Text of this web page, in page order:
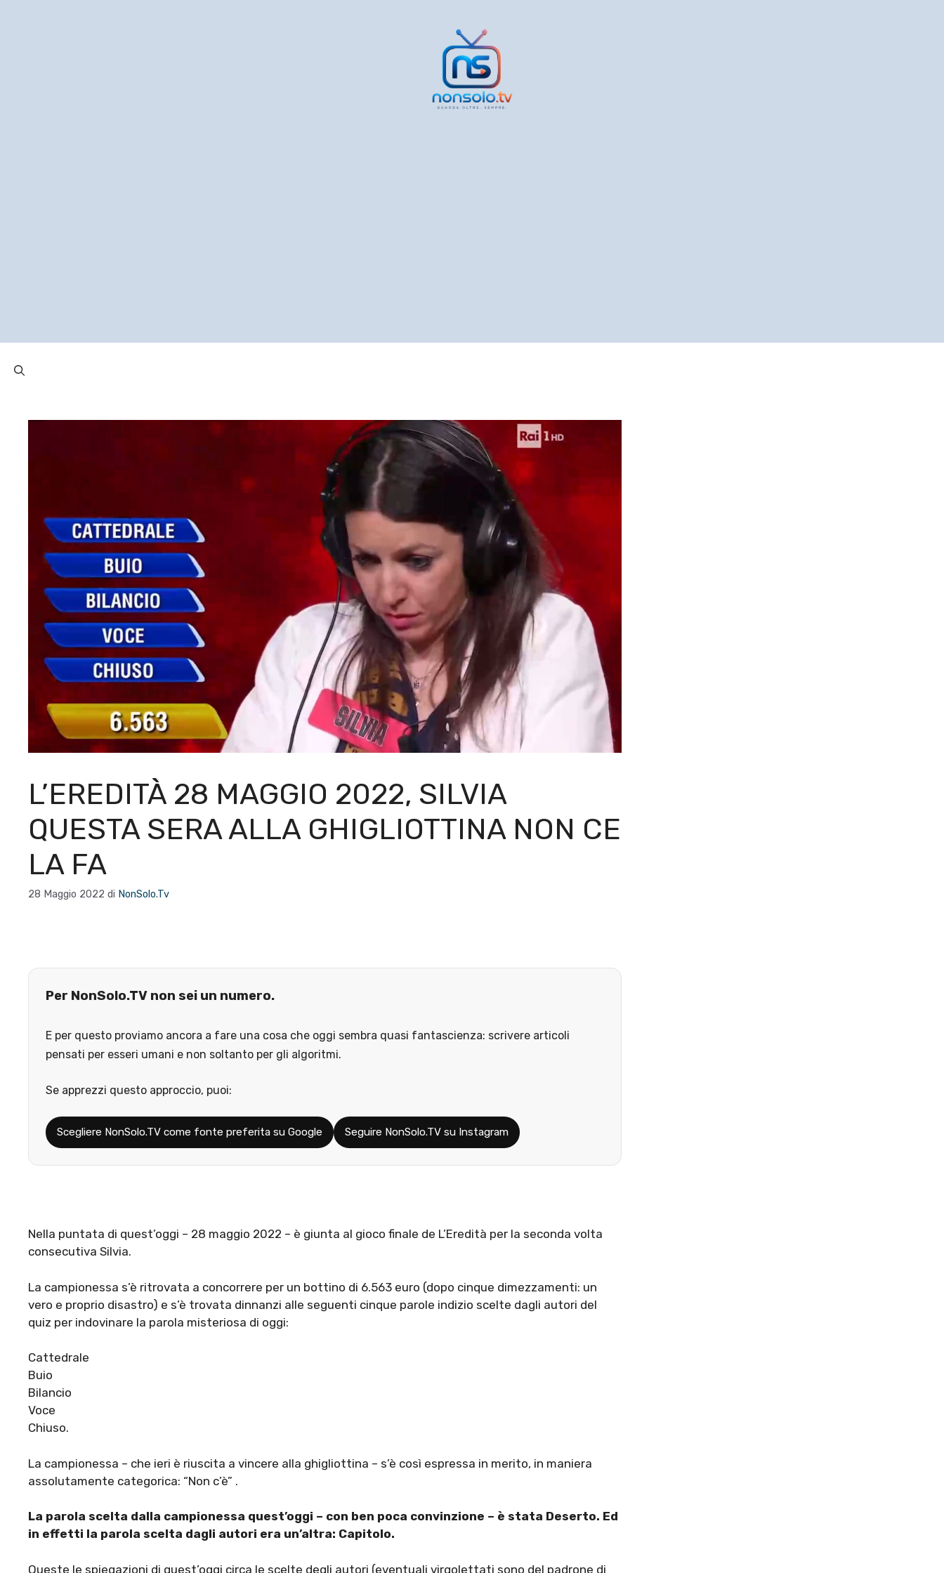
L’EREDITÀ 28 MAGGIO 2022, SILVIA
QUESTA SERA ALLA GHIGLIOTTINA NON CE
LA FA
28 Maggio 2022 di NonSolo.Tv
Per NonSolo.TV non sei un numero.
E per questo proviamo ancora a fare una cosa che oggi sembra quasi fantascienza: scrivere articoli
pensati per esseri umani e non soltanto per gli algoritmi.
Se apprezzi questo approccio, puoi:
Scegliere NonSolo.TV come fonte preferita su Google Seguire NonSolo.TV su Instagram
Nella puntata di quest’oggi – 28 maggio 2022 – è giunta al gioco finale de L’Eredità per la seconda volta
consecutiva Silvia.
La campionessa s’è ritrovata a concorrere per un bottino di 6.563 euro (dopo cinque dimezzamenti: un
vero e proprio disastro) e s’è trovata dinnanzi alle seguenti cinque parole indizio scelte dagli autori del
quiz per indovinare la parola misteriosa di oggi:
Cattedrale
Buio
Bilancio
Voce
Chiuso.
La campionessa – che ieri è riuscita a vincere alla ghigliottina – s’è così espressa in merito, in maniera
assolutamente categorica: “Non c’è” .
La parola scelta dalla campionessa quest’oggi – con ben poca convinzione – è stata Deserto. Ed
in effetti la parola scelta dagli autori era un’altra: Capitolo.
Queste le spiegazioni di quest’oggi circa le scelte degli autori (eventuali virgolettati sono del padrone di